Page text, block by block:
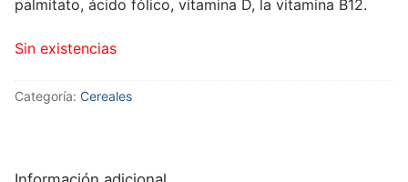
palmitato, ácido fólico, vitamina D, la vitamina B12.
Sin existencias
Categoría: Cereales